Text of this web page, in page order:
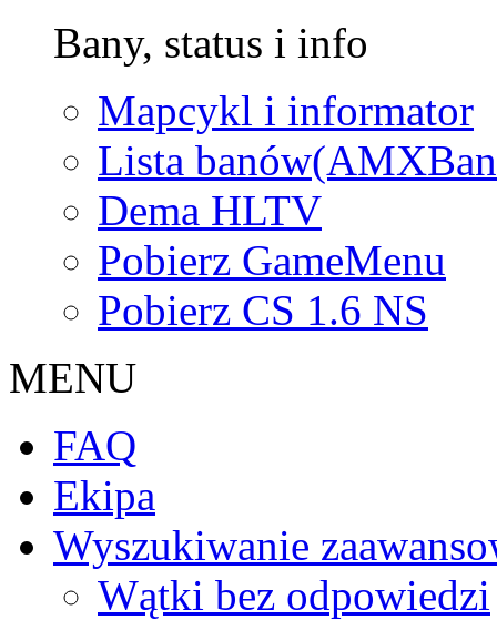
Bany, status i info
Mapcykl i informator
Lista
Dema HLTV
Pobierz GameMenu
Pobierz CS 1.6 NS
MENU
FAQ
Ekipa
Wyszukiwanie
Wątki bez odpowiedzi